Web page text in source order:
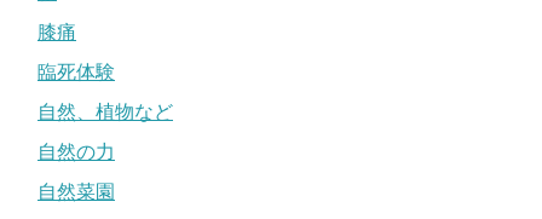
膝痛
臨死体験
自然、植物など
自然の力
自然菜園